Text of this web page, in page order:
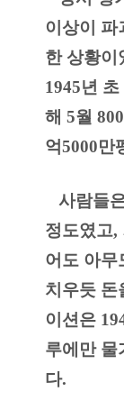
이상이 파
한 상황이
1945년
해 5월
억5000만
정도였고,
어도 아무
치우듯 돈
이션은
루에만 물
다.